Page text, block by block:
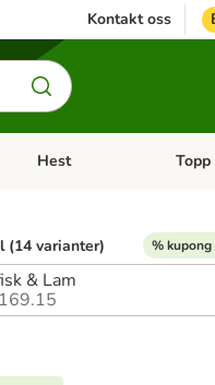
Kontakt oss
Åpne kategorimeny: +
Hest Åpne
(14 varianter) %
& Lam